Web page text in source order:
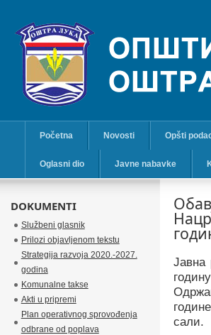
Početna Novosti Opšti
Oglasni dio Javne nabavke
Јавна
сали.
DOKUMENTI
Službeni glasnik
Prilozi objavljenom tekstu
Strategija razvoja 2020.-2027.
godina
Komunalne takse
Akti u pripremi
Plan operativnog sprovođenja
odbrane od poplava